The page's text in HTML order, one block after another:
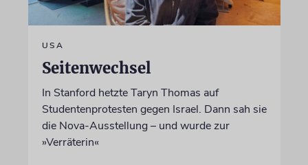
USA
Seitenwechsel
In Stanford hetzte Taryn Thomas auf
Studentenprotesten gegen Israel. Dann sah sie
die Nova-Ausstellung – und wurde zur
»Verräterin«